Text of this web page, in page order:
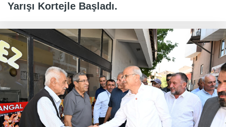
Yarışı Kortejle Başladı.